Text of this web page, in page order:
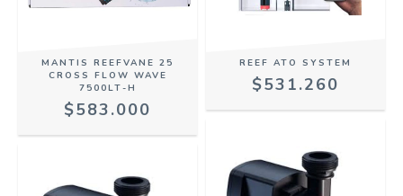
MANTIS REEFVANE 25
CROSS FLOW WAVE
7500LT-H
$583.000
REEF ATO SYSTEM
$531.260